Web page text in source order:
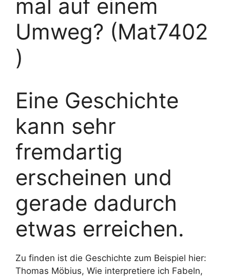
mal auf einem
Umweg? (Mat7402
)
Eine Geschichte
kann sehr
fremdartig
erscheinen und
gerade dadurch
etwas erreichen.
Zu finden ist die Geschichte zum Beispiel hier:
Thomas Möbius, Wie interpretiere ich Fabeln,